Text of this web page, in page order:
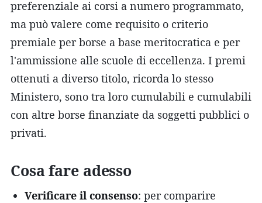
preferenziale ai corsi a numero programmato,
ma può valere come requisito o criterio
premiale per borse a base meritocratica e per
l'ammissione alle scuole di eccellenza. I premi
ottenuti a diverso titolo, ricorda lo stesso
Ministero, sono tra loro cumulabili e cumulabili
con altre borse finanziate da soggetti pubblici o
privati.
Cosa fare adesso
Verificare il consenso: per comparire